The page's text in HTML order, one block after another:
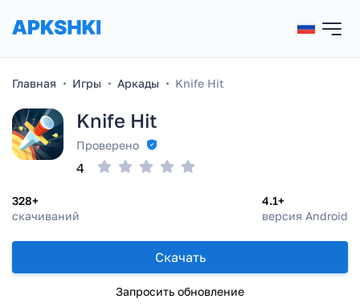
Главная Игры Аркады Knife Hit
Knife Hit
Проверено
328+
скачиваний
4.1+
версия Android
4
Скачать
Запросить обновление